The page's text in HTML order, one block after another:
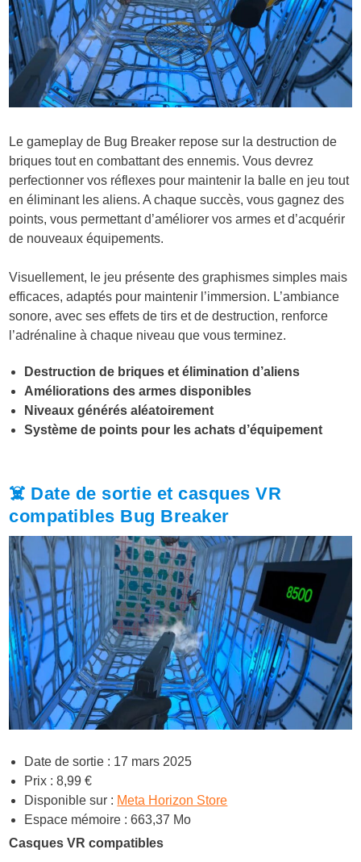
Le gameplay de Bug Breaker repose sur la destruction de
briques tout en combattant des ennemis. Vous devrez
perfectionner vos réflexes pour maintenir la balle en jeu tout
en éliminant les aliens. A chaque succès, vous gagnez des
points, vous permettant d’améliorer vos armes et d’acquérir
de nouveaux équipements.
Visuellement, le jeu présente des graphismes simples mais
efficaces, adaptés pour maintenir l’immersion. L’ambiance
sonore, avec ses effets de tirs et de destruction, renforce
l’adrénaline à chaque niveau que vous terminez.
Destruction de briques et élimination d’aliens
Améliorations des armes disponibles
Niveaux générés aléatoirement
Système de points pour les achats d’équipement
☠️ Date de sortie et casques VR
compatibles Bug Breaker
Date de sortie : 17 mars 2025
Prix : 8,99 €
Disponible sur : Meta Horizon Store
Espace mémoire :663,37 Mo
Casques VR compatibles